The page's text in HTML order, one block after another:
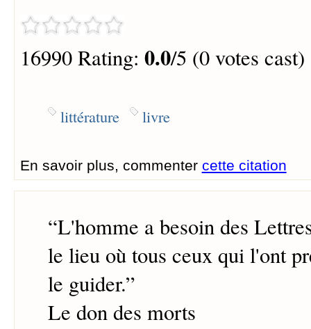
16990 Rating: 0.0/5 (0 votes cast)
littérature livre
En savoir plus, commenter cette citation
“L'homme a besoin des
le lieu où tous ceux qui l'ont
le guider.”
Le don des morts